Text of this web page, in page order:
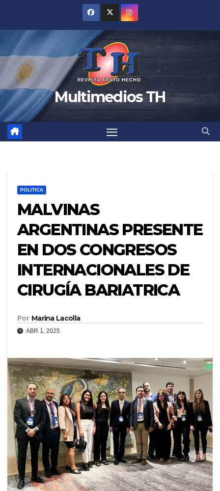
contenido
Multimedios TH
POLITICA
MALVINAS
ARGENTINAS PRESENTE
EN DOS CONGRESOS
INTERNACIONALES DE
CIRUGÍA BARIATRICA
Por Marina Lacolla
ABR 1, 2025